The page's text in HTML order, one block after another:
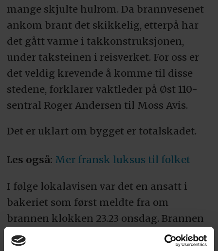
mange skjulte hulrom. Da brannvesenet
ankom brant det skikkelig, etterpå har
det gått varme i takkonstruksjonen,
under taksteinen i reisverket. For oss er
det veldig krevende å komme til disse
stedene, forklarer vaktleder på Øst 110-
sentral Roger Andersen til Moss Avis.
Det er uklart om bygget er totalskadet.
Les også: Mer fransk luksus til folket
I følge lokalavisen var det en ansatt i
bakeriet som først meldte fra om
brannen klokken 23.23 onsdag. Brannen
har blitt lokalisert til å ha startet på